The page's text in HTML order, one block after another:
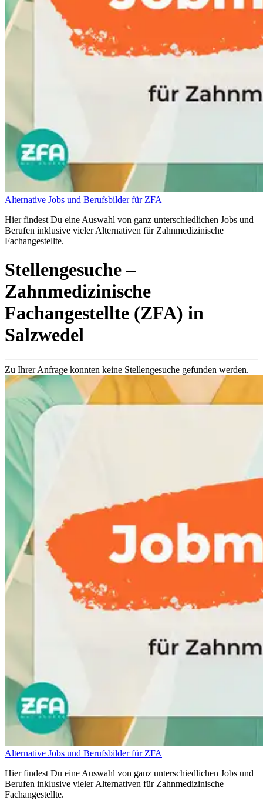
Alternative Jobs und Berufsbilder für ZFA
Hier findest Du eine Auswahl von ganz unterschiedlichen Jobs und
Berufen inklusive vieler Alternativen für Zahnmedizinische
Fachangestellte.
Stellengesuche–
Zahnmedizinische
Fachangestellte (ZFA) in
Salzwedel
Zu Ihrer Anfrage konnten keine Stellengesuche gefunden werden.
Alternative Jobs und Berufsbilder für ZFA
Hier findest Du eine Auswahl von ganz unterschiedlichen Jobs und
Berufen inklusive vieler Alternativen für Zahnmedizinische
Fachangestellte.